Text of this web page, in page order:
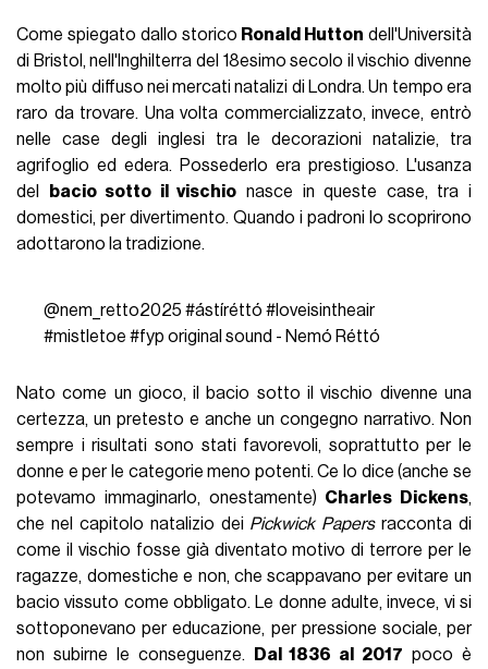
Come spiegato dallo storico Ronald Hutton dell'Università
di Bristol, nell'Inghilterra del 18esimo secolo il vischio divenne
molto più diffuso nei mercati natalizi di Londra. Un tempo era
raro da trovare. Una volta commercializzato, invece, entrò
nelle case degli inglesi tra le decorazioni natalizie, tra
agrifoglio ed edera. Possederlo era prestigioso. L'usanza
del
bacio sotto il vischio nasce in queste case, tra i
domestici, per divertimento. Quando i padroni lo scoprirono
adottarono la tradizione.
@nem_retto2025 #ástíréttó #loveisintheair
#mistletoe #fyp original sound - Nemó Réttó
Nato come un gioco, il bacio sotto il vischio divenne una
certezza, un pretesto e anche un congegno narrativo. Non
sempre i risultati sono stati favorevoli, soprattutto per le
donne e per le categorie meno potenti. Ce lo dice (anche se
potevamo immaginarlo, onestamente) Charles Dickens,
che nel capitolo natalizio dei Pickwick Papersracconta di
come il vischio fosse già diventato motivo di terrore per le
ragazze, domestiche e non, che scappavano per evitare un
bacio vissuto come obbligato. Le donne adulte, invece, vi si
sottoponevano per educazione, per pressione sociale, per
non subirne le conseguenze.
Dal 1836 al 2017 poco è